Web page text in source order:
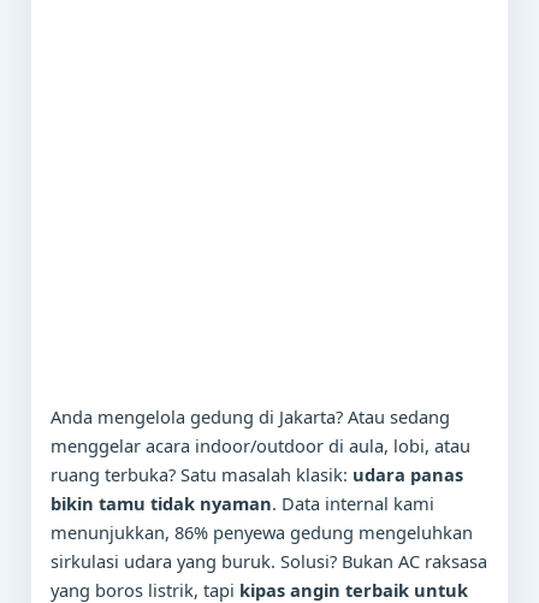
Anda mengelola gedung di Jakarta? Atau sedang
menggelar acara indoor/outdoor di aula, lobi, atau
ruang terbuka? Satu masalah klasik: udara panas
bikin tamu tidak nyaman. Data internal kami
menunjukkan, 86% penyewa gedung mengeluhkan
sirkulasi udara yang buruk. Solusi? Bukan AC raksasa
yang boros listrik, tapi kipas angin terbaik untuk